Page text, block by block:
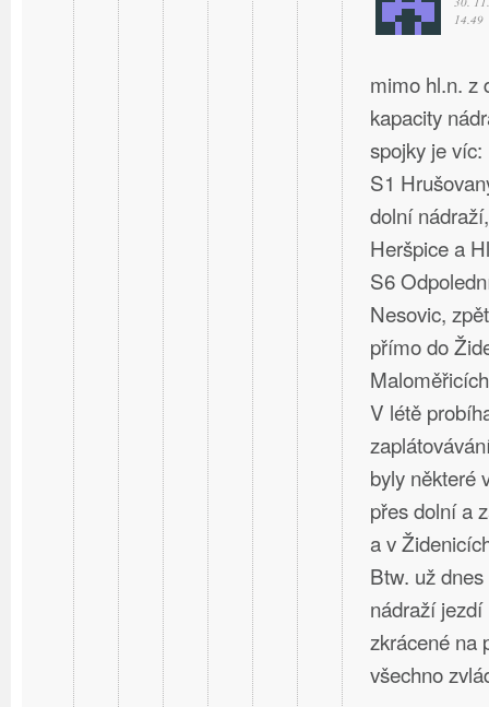
14.49
mimo hl.n. z
kapacity
spojky je víc:
S1
dolní
Heršpice a
S6
Nesovic,
přímo do
V létě
byly některé
přes dolní a
a v
Btw. už
nádraží
zkrácené na
všechno